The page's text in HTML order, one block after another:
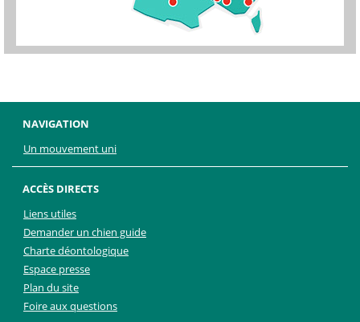
NAVIGATION
Un mouvement uni
ACCÈS DIRECTS
Liens utiles
Demander un chien guide
Charte déontologique
Espace presse
Plan du site
Foire aux questions